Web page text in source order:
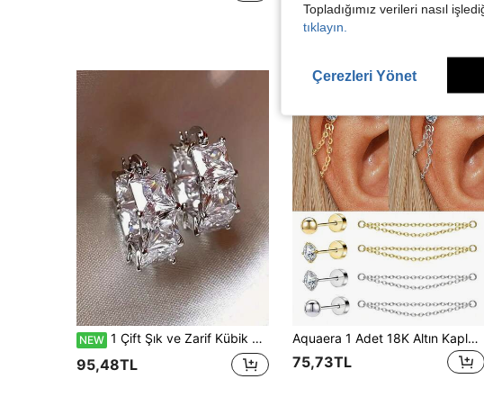
NEW 1 Çift Şık ve Zarif Kübik Zirkonya Küpe, Kadınların Günlük, Parti ve Tatil Kullanımı İçin Uygun
95,48TL
Aquaera 1 Adet 18K Altın Kaplama 4 Tırnaklı Zirkonya Taşlı Hipoaerjenik Delikli Küpe Zincir Kolye Ucu Düz Arkalı Kıkırdak Helix Piercing İnce Mücevher
75,73TL
Topladığımız verileri nasıl
tıklayın.
Çerezleri Yönet